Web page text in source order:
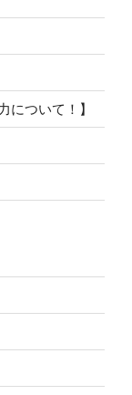
について！】